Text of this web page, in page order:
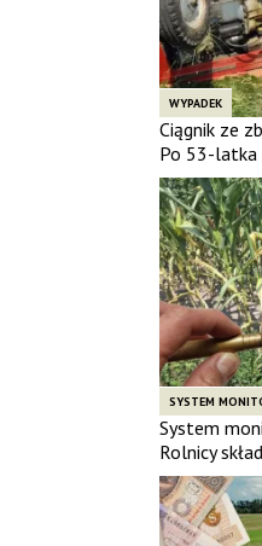
WYPADEK
Ciągnik ze
Po 53-latka
SYSTEM
System
Rolnicy